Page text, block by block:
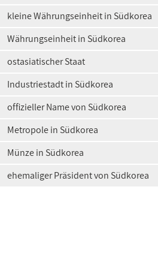
kleine Währungseinheit in Südkorea
Währungseinheit in Südkorea
ostasiatischer Staat
Industriestadt in Südkorea
offizieller Name von Südkorea
Metropole in Südkorea
Münze in Südkorea
ehemaliger Präsident von Südkorea